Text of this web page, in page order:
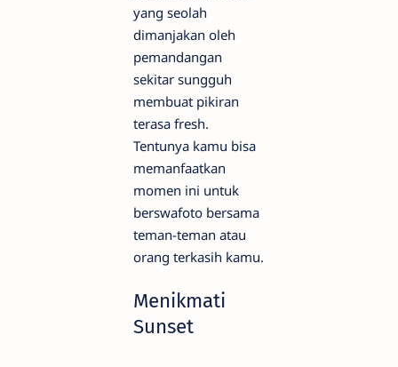
yang seolah
dimanjakan oleh
pemandangan
sekitar sungguh
membuat pikiran
terasa fresh.
Tentunya kamu bisa
memanfaatkan
momen ini untuk
berswafoto bersama
teman-teman atau
orang terkasih kamu.
Menikmati
Sunset